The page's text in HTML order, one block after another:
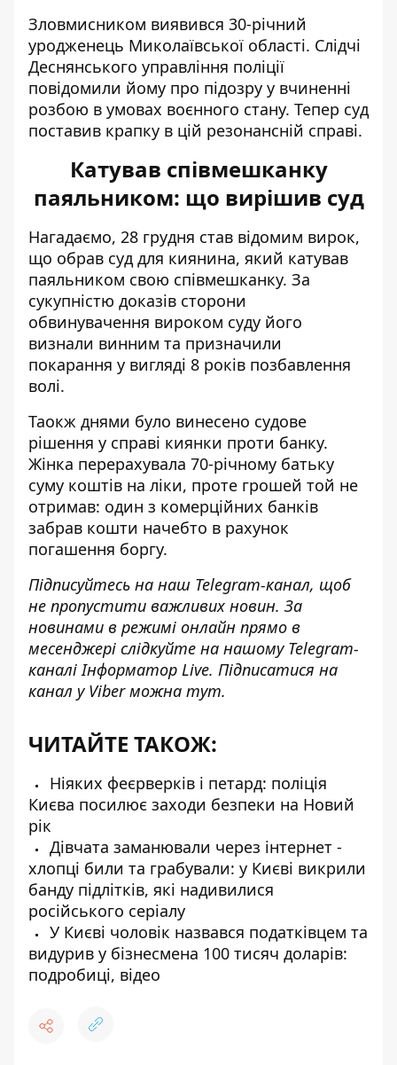
Зловмисником виявився 30-річний
уродженець Миколаївської області. Слідчі
Деснянського управління поліції
повідомили йому про підозру у вчиненні
розбою в умовах воєнного стану. Тепер суд
поставив крапку в цій резонансній справі.
Катував співмешканку
паяльником: що вирішив суд
Нагадаємо, 28 грудня став відомим вирок,
що обрав суд для киянина, який катував
паяльником свою співмешканку. За
сукупністю доказів сторони
обвинувачення вироком суду його
визнали винним та призначили
покарання у вигляді 8 років позбавлення
волі.
Таокж днями було винесено судове
рішення у справі киянки проти банку.
Жінка перерахувала 70-річному батьку
суму коштів на ліки, проте грошей той не
отримав: один з комерційних банків
забрав кошти начебто в рахунок
погашення боргу.
Підписуйтесь на наш Telegram-канал, щоб
не пропустити важливих новин. За
новинами в режимі онлайн прямо в
месенджері слідкуйте на нашому Telegram-
каналіІнформатор Live. Підписатися на
канал у Viber можна тут.
ЧИТАЙТЕ ТАКОЖ:
Ніяких феєрверків і петард: поліція
Києва посилює заходи безпеки на Новий
рік
Дівчата заманювали через інтернет -
хлопці били та грабували: у Києві викрили
банду підлітків, які надивилися
російського серіалу
У Києві чоловік назвався податківцем та
видурив у бізнесмена 100 тисяч доларів:
подробиці, відео